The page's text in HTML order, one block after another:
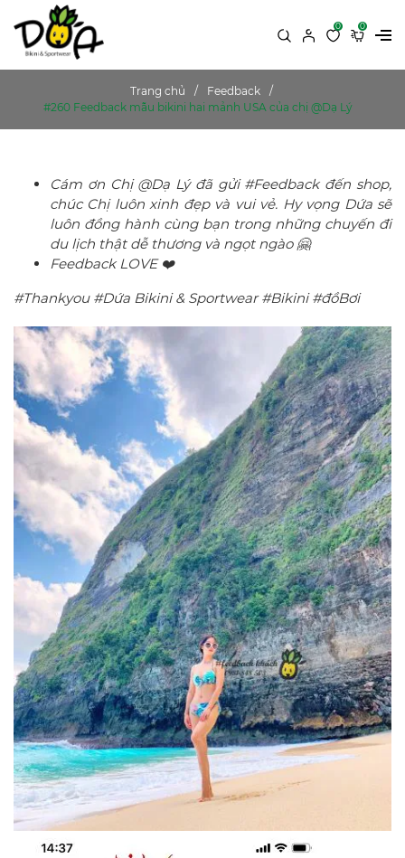
0 0
Trang chủ
Feedback
#260 Feedback mẫu bikini hai mảnh USA của chị @Dạ Lý
Cám ơn Chị @Dạ Lý đã gửi #Feedback đến shop,
chúc Chị luôn xinh đẹp và vui vẻ. Hy vọng Dứa sẽ
luôn đồng hành cùng bạn trong những chuyến đi
du lịch thật dễ thương và ngọt ngào 🤗
Feedback LOVE ❤️
#Thankyou #Dứa Bikini & Sportwear #Bikini #đồBơi